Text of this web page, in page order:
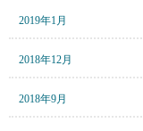
2019年1月
2018年12月
2018年9月